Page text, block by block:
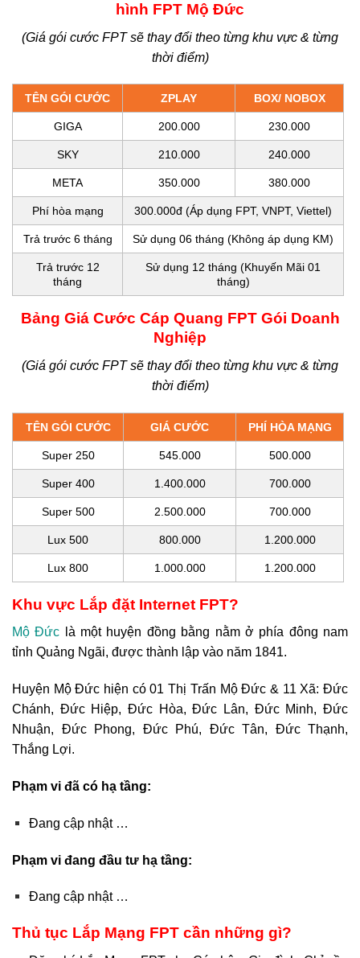
hình FPT Mộ Đức
(Giá gói cước FPT sẽ thay đổi theo từng khu vực & từng
thời điểm)
TÊN GÓI CƯỚC ZPLAY BOX/ NOBOX
GIGA 200.000 230.000
SKY 210.000 240.000
META 350.000 380.000
Phí hòa mạng 300.000đ (Áp dụng FPT, VNPT, Viettel)
Trả trước 6 tháng Sử dụng 06 tháng (Không áp dụng KM)
Trả trước 12
tháng
Sử dụng 12 tháng (Khuyến Mãi 01
tháng)
Bảng Giá Cước Cáp Quang FPT Gói Doanh
Nghiệp
(Giá gói cước FPT sẽ thay đổi theo từng khu vực & từng
thời điểm)
TÊN GÓI CƯỚC GIÁ CƯỚC PHÍ HÒA MẠNG
Super 250 545.000 500.000
Super 400 1.400.000 700.000
Super 500 2.500.000 700.000
Lux 500 800.000 1.200.000
Lux 800 1.000.000 1.200.000
Khu vực Lắp đặt Internet FPT?
Mộ Đức là một huyện đồng bằng nằm ở phía đông nam
tỉnh Quảng Ngãi, được thành lập vào năm 1841.
Huyện Mộ Đức hiện có 01 Thị Trấn Mộ Đức & 11 Xã: Đức
Chánh, Đức Hiệp, Đức Hòa, Đức Lân, Đức Minh, Đức
Nhuận, Đức Phong, Đức Phú, Đức Tân, Đức Thạnh,
Thắng Lợi.
Phạm vi đã có hạ tầng:
Đang cập nhật …
Phạm vi đang đầu tư hạ tầng:
Đang cập nhật …
Thủ tục Lắp Mạng FPT cần những gì?